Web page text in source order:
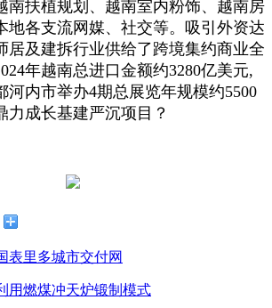
南扶植规划、越南室内粉饰、越南房
地各支流网媒、社交等。吸引外资达
居及建拆行业供给了跨境集约商业全
年越南总进口金额约3280亿美元,
河内市举办4期总展览年规模约5500
力成长基建严沉项目？
表里多城市交付网
用燃煤冲天炉锻制模式